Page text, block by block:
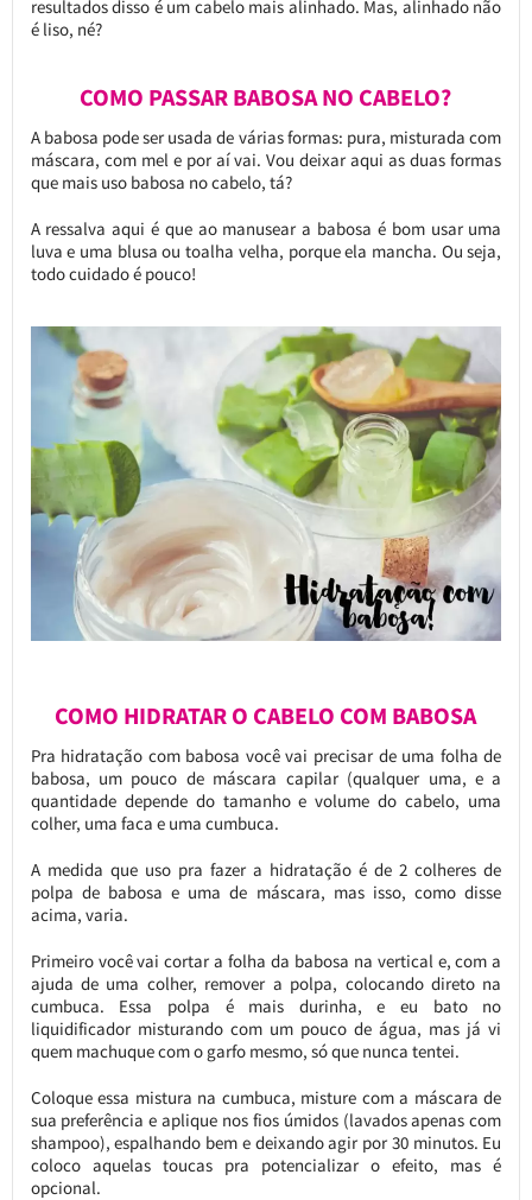
resultados disso é um cabelo mais alinhado. Mas, alinhado não
é liso, né?
COMO PASSAR BABOSA NO CABELO?
A babosa pode ser usada de várias formas: pura, misturada com
máscara, com mel e por aí vai. Vou deixar aqui as duas formas
que mais uso babosa no cabelo, tá?
A ressalva aqui é que ao manusear a babosa é bom usar uma
luva e uma blusa ou toalha velha, porque ela mancha. Ou seja,
todo cuidado é pouco!
COMO HIDRATAR O CABELO COM BABOSA
Pra hidratação com babosa você vai precisar de uma folha de
babosa, um pouco de máscara capilar (qualquer uma, e a
quantidade depende do tamanho e volume do cabelo, uma
colher, uma faca e uma cumbuca.
A medida que uso pra fazer a hidratação é de 2 colheres de
polpa de babosa e uma de máscara, mas isso, como disse
acima, varia.
Primeiro você vai cortar a folha da babosa na vertical e, com a
ajuda de uma colher, remover a polpa, colocando direto na
cumbuca. Essa polpa é mais durinha, e eu bato no
liquidificador misturando com um pouco de água, mas já vi
quem machuque com o garfo mesmo, só que nunca tentei.
Coloque essa mistura na cumbuca, misture com a máscara de
sua preferência e aplique nos fios úmidos (lavados apenas com
shampoo), espalhando bem e deixando agir por 30 minutos. Eu
coloco aquelas toucas pra potencializar o efeito, mas é
opcional.